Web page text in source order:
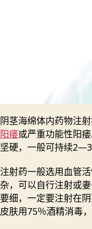
阴茎海绵体内药物注
阳痿或严重功能性阳
坚硬，一般可持续2—3
注射药一般选用血管
杂，可以自行注射或
要细，一定要注射在
皮肤用75％酒精消毒